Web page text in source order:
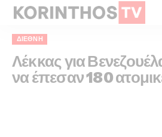
ΔΙΕΘΝΉ
Λέκκας για
να έπεσαν 180